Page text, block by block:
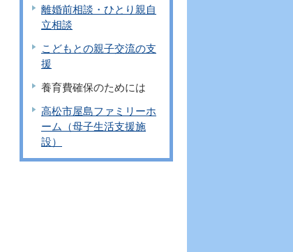
離婚前相談・ひとり親自
立相談
こどもとの親子交流の支
援
養育費確保のためには
高松市屋島ファミリーホ
ーム（母子生活支援施
設）